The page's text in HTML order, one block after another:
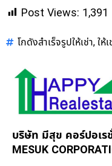
Post Views: 1,391
โกดังสำเร็จรูปให้เช่า, ให้
บริษัท มีสุข คอร์ปอเร
MESUK